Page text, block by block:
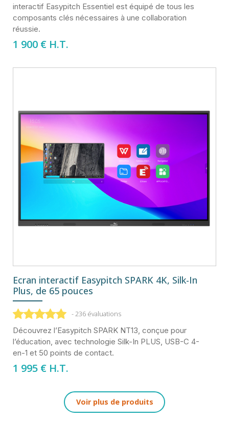
interactif Easypitch Essentiel est équipé de tous les
composants clés nécessaires à une collaboration
réussie.
1 900 € H.T.
Ecran interactif Easypitch SPARK 4K, Silk-In
Plus, de 65 pouces
- 236 évaluations
Découvrez l’Easypitch SPARK NT13, conçue pour
l’éducation, avec technologie Silk-In PLUS, USB-C 4-
en-1 et 50 points de contact.
1 995 € H.T.
Voir plus de produits